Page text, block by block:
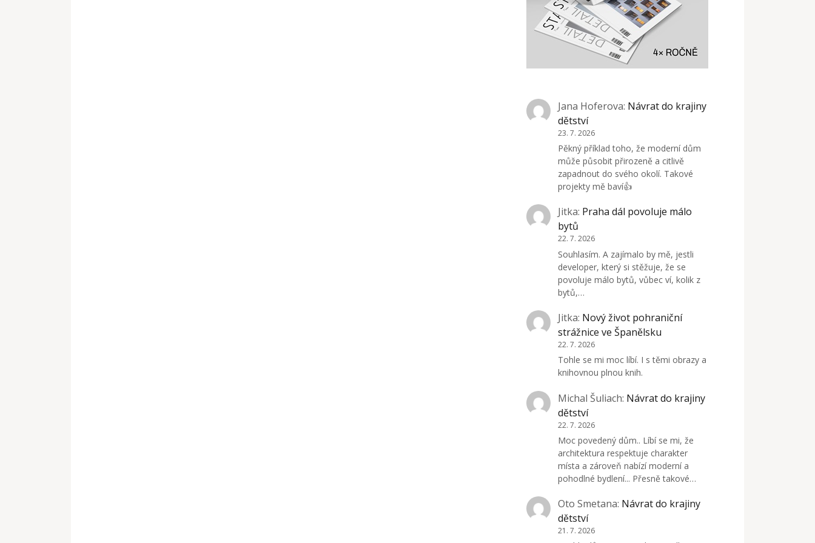
Jana Hoferova: Návrat do krajiny
dětství
23. 7. 2026
Pěkný příklad toho, že moderní dům
může působit přirozeně a citlivě
zapadnout do svého okolí. Takové
projekty mě baví👍
Jitka: Praha dál povoluje málo
bytů
22. 7. 2026
Souhlasím. A zajímalo by mě, jestli
developer, který si stěžuje, že se
povoluje málo bytů, vůbec ví, kolik z
bytů,…
Jitka: Nový život pohraniční
strážnice ve Španělsku
22. 7. 2026
Tohle se mi moc líbí. I s těmi obrazy a
knihovnou plnou knih.
Michal Šuliach: Návrat do krajiny
dětství
22. 7. 2026
Moc povedený dům.. Líbí se mi, že
architektura respektuje charakter
místa a zároveň nabízí moderní a
pohodlné bydlení... Přesně takové…
Oto Smetana: Návrat do krajiny
dětství
21. 7. 2026